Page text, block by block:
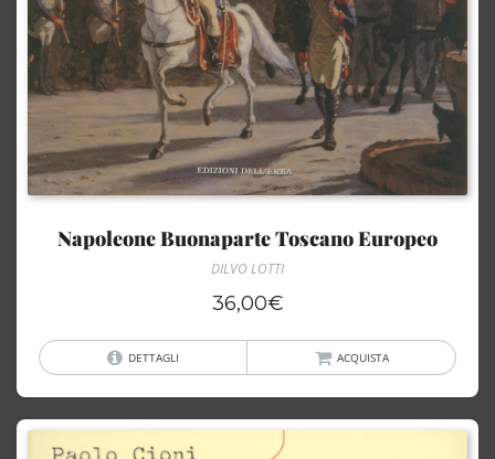
Napoleone Buonaparte Toscano Europeo
DILVO LOTTI
36,00€
DETTAGLI ACQUISTA